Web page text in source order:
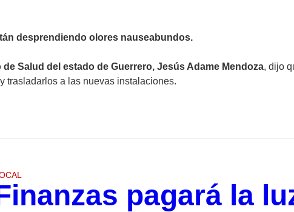
desprendiendo olores nauseabundos.
Salud del estado de Guerrero, Jesús Adame Mendoza, dijo
trasladarlos a las nuevas instalaciones.
pagará la